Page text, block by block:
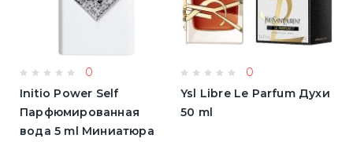
0
Initio Power Self
Парфюмированная
вода 5 ml Миниатюра
0
Ysl Libre Le Parfum Духи
50 ml